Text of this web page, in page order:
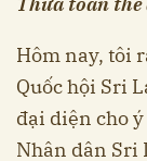
Hôm nay, tôi
Quốc hội Sri
đại diện cho
Nhân dân Sri